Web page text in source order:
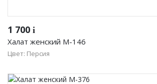
1 700 i
Халат женский М-146
Цвет: Персия